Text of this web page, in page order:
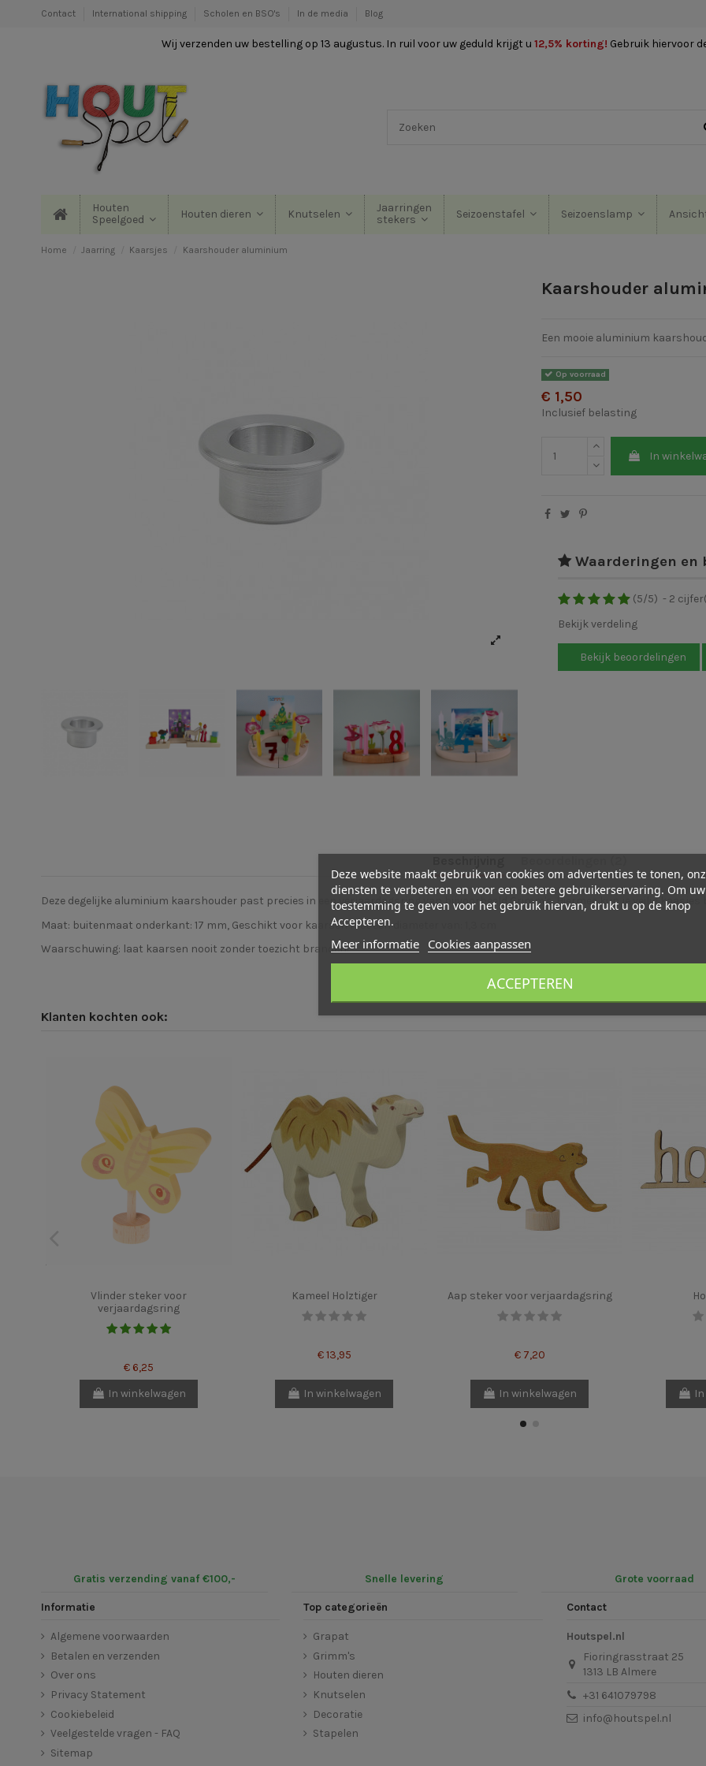
Contact International shipping Scholen en BSO's In de media Blog
Wij verzenden uw bestelling op 13 augustus. In ruil voor uw geduld krijgt u 12,5% korting! Gebruik hiervoor
Houten
Speelgoed
Houten dieren Knutselen
Jaarringen
stekers
Seizoenstafel Seizoenslamp
Home Jaarring Kaarsjes Kaarshouder aluminium
Kaarshouder
Een mooie aluminium
Op voorraad
€ 1,50
Inclusief belasting
In
Waarderingen en
(5/5) - 2
Bekijk verdeling
Bekijk beoordelingen
Deze degelijke aluminium kaarshouder past precies in een verjaardagsring van bijvoorbeeld Grimm's. Hiermee kun je veilig kaasjes
Maat: buitenmaat onderkant: 17 mm, Geschikt voor kaarsen met een diameter van: 1,3 cm
Waarschuwing: laat kaarsen nooit zonder toezicht branden!
Klanten kochten ook:
Vlinder steker voor
verjaardagsring
€ 6,25
In winkelwagen
Kameel Holztiger
€ 13,95
In winkelwagen
Aap steker voor verjaardagsring
€ 7,20
In winkelwagen
Gratis verzending vanaf €100,- Snelle levering Grote voorraad
Informatie
Algemene voorwaarden
Betalen en verzenden
Over ons
Privacy Statement
Cookiebeleid
Veelgestelde vragen - FAQ
Sitemap
Top categorieën
Grapat
Grimm's
Houten dieren
Knutselen
Decoratie
Stapelen
Contact
Houtspel.nl
Fioringrasstraat 25
1313 LB Almere
+31 641079798
info@houtspel.nl
Deze website maakt gebruik van cookies om advertenties te tonen,
diensten te verbeteren en voor een betere gebruikerservaring. Om uw
toestemming te geven voor het gebruik hiervan, drukt u op de knop
Accepteren.
Meer informatie Cookies aanpassen
ACCEPTEREN